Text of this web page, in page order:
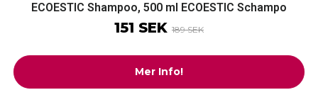
ECOESTIC Shampoo, 500 ml ECOESTIC Schampo
151 SEK 189 SEK
Mer Info!